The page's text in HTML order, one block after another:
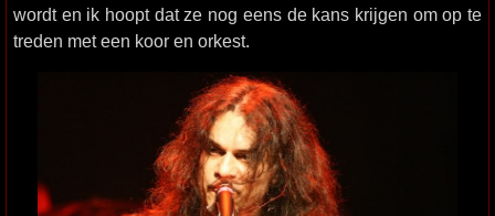
wordt en ik hoopt dat ze nog eens de kans krijgen om op te
treden met een koor en orkest.